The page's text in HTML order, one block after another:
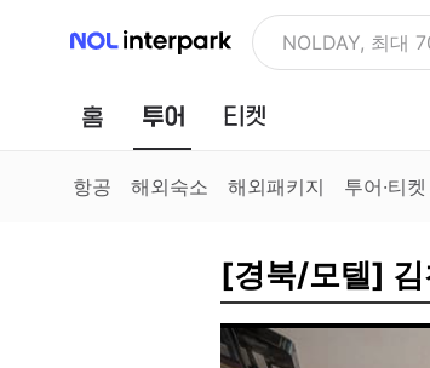
NOL 인터파크 NOLDAY, 최대
홈 투어
항공 해외숙소 해외패키지 투어·티켓
[경북/모텔] 김